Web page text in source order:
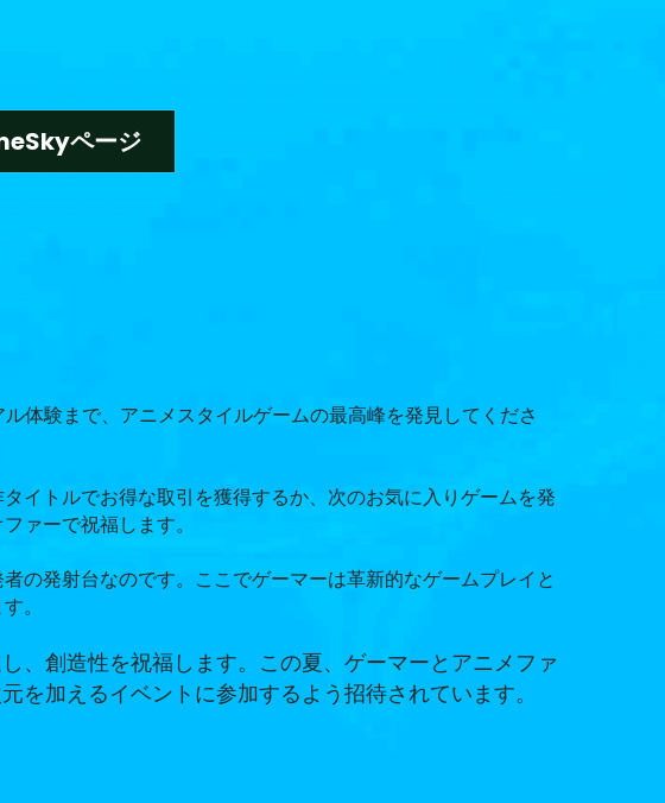
ページ
体験まで、アニメスタイルゲームの最高峰を発見してくださ
イトルでお得な取引を獲得するか、次のお気に入りゲームを発
ァーで祝福します。
の発射台なのです。ここでゲーマーは革新的なゲームプレイと
。
、創造性を祝福します。この夏、ゲーマーとアニメファ
加えるイベントに参加するよう招待されています。